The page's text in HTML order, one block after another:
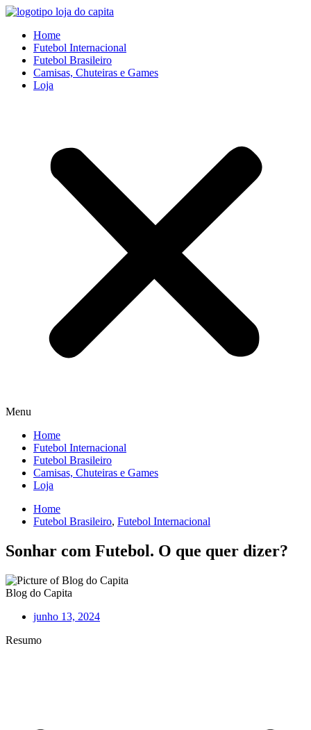
Ir
conteúdo
Home
Futebol Internacional
Futebol Brasileiro
Camisas, Chuteiras e Games
Loja
Menu
Home
Futebol Internacional
Futebol Brasileiro
Camisas, Chuteiras e Games
Loja
Home
Futebol Brasileiro, Futebol Internacional
Sonhar com Futebol. O que quer dizer?
Blog do Capita
junho 13, 2024
Resumo